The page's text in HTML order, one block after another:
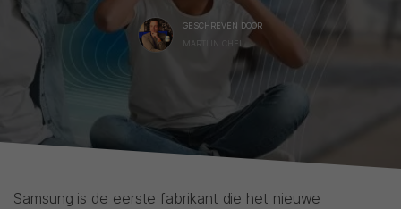
GESCHREVEN DOOR
MARTIJN CHEL
Samsung is de eerste fabrikant die het nieuwe